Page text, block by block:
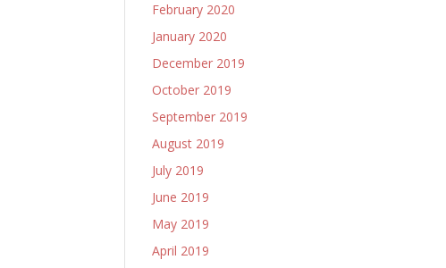
February 2020
January 2020
December 2019
October 2019
September 2019
August 2019
July 2019
June 2019
May 2019
April 2019